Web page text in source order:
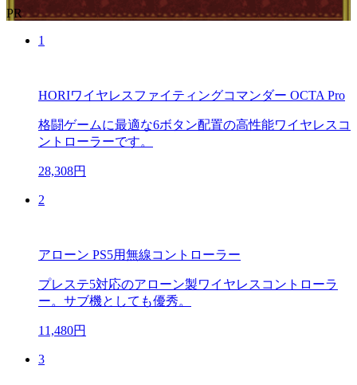
PR
1
HORIワイヤレスファイティングコマンダー OCTA Pro
格闘ゲームに最適な6ボタン配置の高性能ワイヤレスコ
ントローラーです。
28,308円
2
アローン PS5用無線コントローラー
プレステ5対応のアローン製ワイヤレスコントローラ
ー。サブ機としても優秀。
11,480円
3